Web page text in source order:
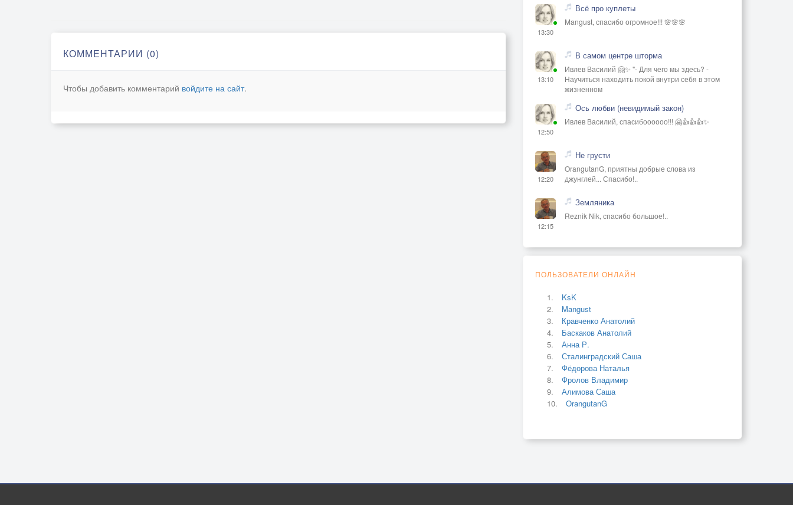
КОММЕНТАРИИ (0)
Чтобы добавить комментарий войдите на сайт.
13:30
Всё про куплеты
Mangust, спасибо огромное!!! 🌸🌸🌸
13:10
В самом центре шторма
Ивлев Василий 🤗✨ "- Для чего мы здесь? -
Научиться находить покой внутри себя в этом
жизненном
12:50
Ось любви (невидимый закон)
Ивлев Василий, спасибоооооо!!! 🤗👍👍👍✨
12:20
Не грусти
OrangutanG, приятны добрые слова из
джунглей... Спасибо!..
12:15
Земляника
Reznik Nik, спасибо большое!..
ПОЛЬЗОВАТЕЛИ ОНЛАЙН
KsK
Mangust
Кравченко Анатолий
Баскаков Анатолий
Анна Р.
Сталинградский Саша
Фёдорова Наталья
Фролов Владимир
Алимова Саша
OrangutanG